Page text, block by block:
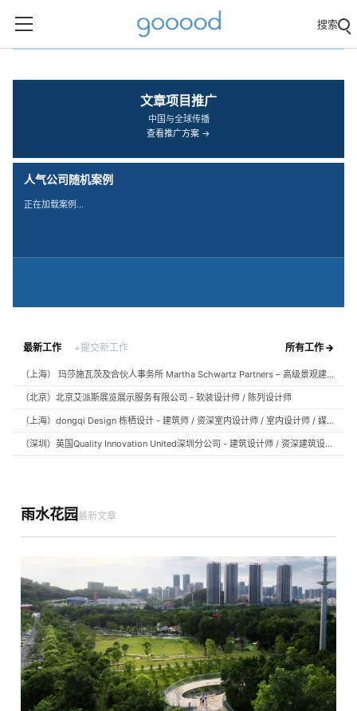
搜索
文章项目推广
中国与全球传播
查看推广方案 →
人气公司随机案例
正在加载案例…
最新工作 +提交新工作 所有工作 →
（上海） 玛莎施瓦茨及合伙人事务所 Martha Schwartz Partners – 高级景观建筑师 Senior Landscape Designer / 景观建筑师 Landscape Designer
（北京）北京艾派斯展览展示服务有限公司 - 软装设计师 / 陈列设计师
（上海）dongqi Design 栋栖设计 - 建筑师 / 资深室内设计师 / 室内设计师 / 媒体及公共关系主管 / 设计实习生（常年招聘）
（深圳）英国Quality Innovation United深圳分公司 - 建筑设计师 / 资深建筑设计师 / 室内设计师 / 设计实习生
雨水花园 最新文章